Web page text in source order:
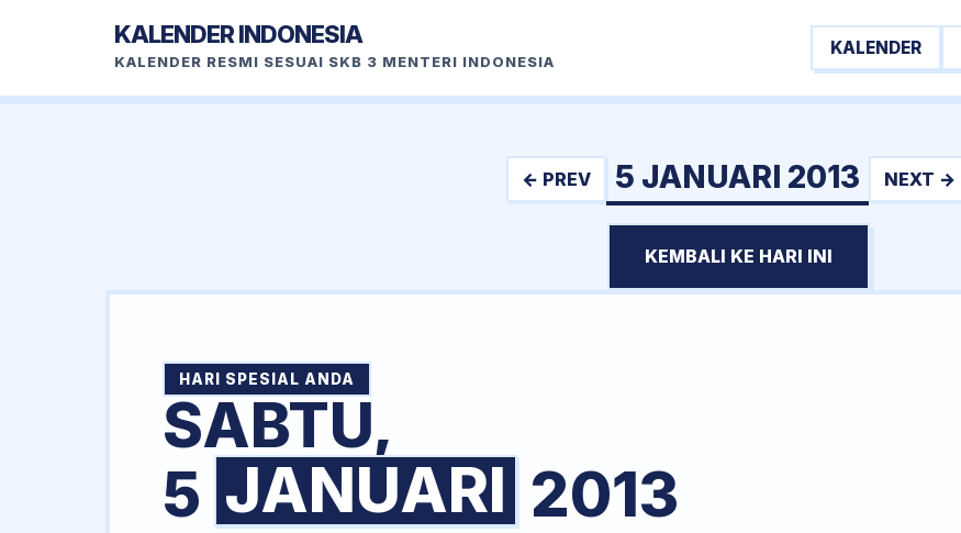
KALENDER INDONESIA
KALENDER RESMI SESUAI SKB 3 MENTERI INDONESIA
KALENDER
← PREV 5 JANUARI 2013 NEXT →
KEMBALI KE HARI INI
HARI SPESIAL ANDA
SABTU,
5 JANUARI 2013